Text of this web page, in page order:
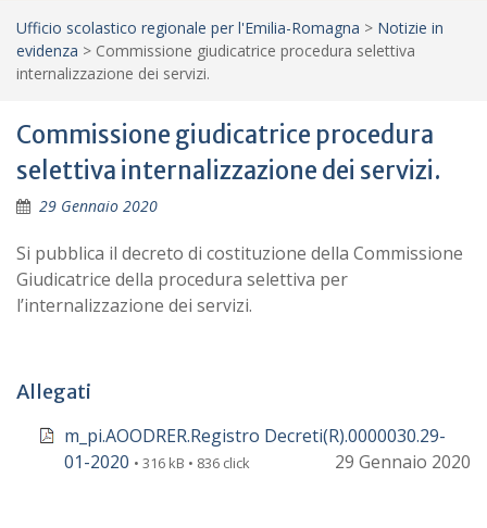
Ufficio scolastico regionale per l'Emilia-Romagna > Notizie in
evidenza > Commissione giudicatrice procedura selettiva
internalizzazione dei servizi.
Commissione giudicatrice procedura
selettiva internalizzazione dei servizi.
29 Gennaio 2020
Si pubblica il decreto di costituzione della Commissione
Giudicatrice della procedura selettiva per
l’internalizzazione dei servizi.
Allegati
m_pi.AOODRER.Registro Decreti(R).0000030.29-
01-2020 • 316 kB • 836 click 29 Gennaio 2020